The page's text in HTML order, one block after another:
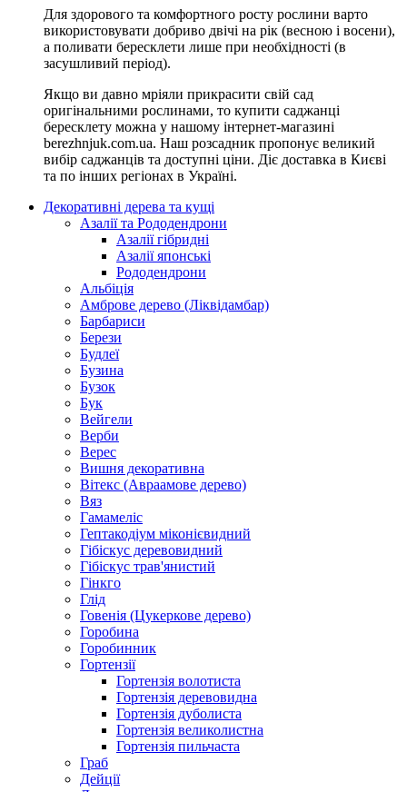
Для здорового та комфортного росту рослини варто
використовувати добриво двічі на рік (весною і восени),
а поливати бересклети лише при необхідності (в
засушливий період).
Якщо ви давно мріяли прикрасити свій сад
оригінальними рослинами, то купити саджанці
бересклету можна у нашому інтернет-магазині
berezhnjuk.com.ua. Наш розсадник пропонує великий
вибір саджанців та доступні ціни. Діє доставка в Києві
та по інших регіонах в Україні.
Декоративні дерева та кущі
Азалії та Рододендрони
Азалії гібридні
Азалії японські
Рододендрони
Альбіція
Амброве дерево (Ліквідамбар)
Барбариси
Берези
Будлеї
Бузина
Бузок
Бук
Вейгели
Верби
Верес
Вишня декоративна
Вітекс (Авраамове дерево)
Вяз
Гамамеліс
Гептакодіум міконієвидний
Гібіскус деревовидний
Гібіскус трав'янистий
Гінкго
Глід
Говенія (Цукеркове дерево)
Горобина
Горобинник
Гортензії
Гортензія волотиста
Гортензія деревовидна
Гортензія дуболиста
Гортензія великолистна
Гортензія пильчаста
Граб
Дейції